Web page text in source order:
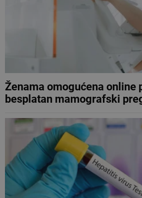
Ženama omogućena online
besplatan mamografski